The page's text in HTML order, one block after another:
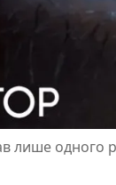
лише одного